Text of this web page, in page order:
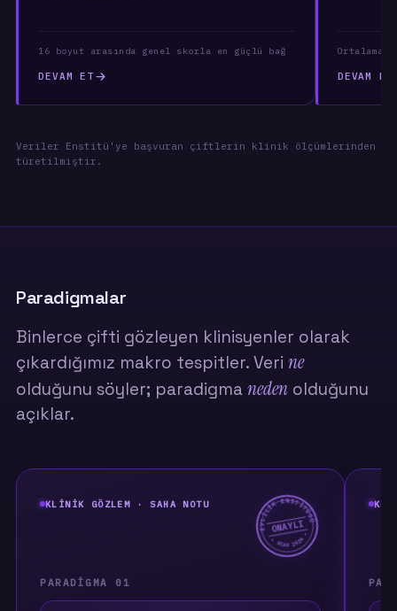
16 boyut arasında genel skorla en güçlü bağ
DEVAM ET
Ortalama
DEVAM ET
Veriler Enstitü'ye başvuran çiftlerin klinik ölçümlerinden
türetilmiştir.
Paradigmalar
Binlerce çifti gözleyen klinisyenler olarak
çıkardığımız makro tespitler. Veri ne
olduğunu söyler; paradigma neden olduğunu
açıklar.
KLINIK GÖZLEM · SAHA NOTU EVLİLİK ENSTİTÜSÜ
★ OCAK 2026 ★
ONAYLI
PARADIGMA 01